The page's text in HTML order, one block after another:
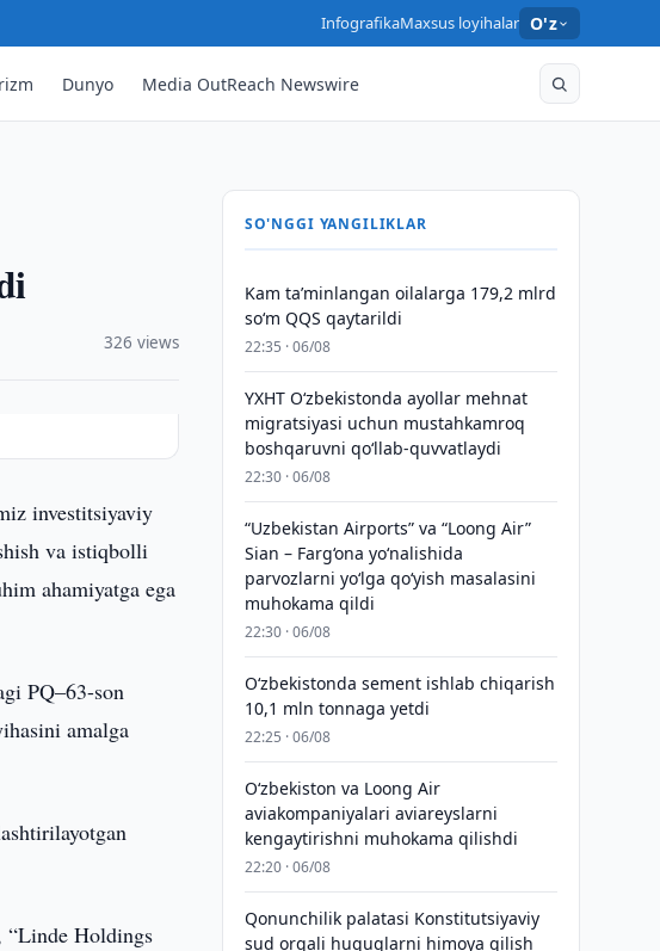
InfografikaMaxsus loyihalar O'z
Dunyo Media OutReach Newswire
326 views
investitsiyaviy
va istiqbolli
ahamiyatga ega
PQ–63-son
amalga
“Linde Holdings
SO'NGGI YANGILIKLAR
Kam taʼminlangan oilalarga 179,2 mlrd
so‘m QQS qaytarildi
22:35 · 06/08
YXHT O‘zbekistonda ayollar mehnat
migratsiyasi uchun mustahkamroq
boshqaruvni qo‘llab-quvvatlaydi
22:30 · 06/08
“Uzbekistan Airports” va “Loong Air”
Sian – Farg‘ona yo‘nalishida
parvozlarni yo‘lga qo‘yish masalasini
muhokama qildi
22:30 · 06/08
O‘zbekistonda sement ishlab chiqarish
10,1 mln tonnaga yetdi
22:25 · 06/08
Oʻzbekiston va Loong Air
aviakompaniyalari aviareyslarni
kengaytirishni muhokama qilishdi
22:20 · 06/08
Qonunchilik palatasi Konstitutsiyaviy
sud orqali huquqlarni himoya qilish